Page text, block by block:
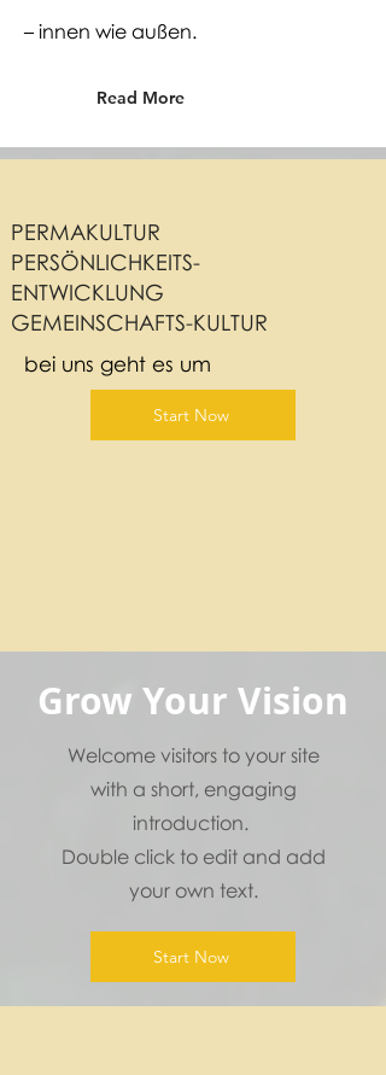
– innen wie außen.
Read More
PERMAKULTUR
PERSÖNLICHKEITS-
ENTWICKLUNG
GEMEINSCHAFTS-KULTUR
bei uns geht es um
Start Now
Grow Your Vision
Welcome visitors to your site
with a short, engaging
introduction.
Double click to edit and add
your own text.
Start Now